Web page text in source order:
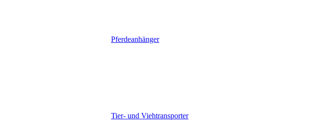
Pferdeanhänger
Tier- und Viehtransporter